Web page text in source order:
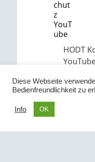
HODT
Diese Webseite
Bedienfreundlichkeit zu
Info OK